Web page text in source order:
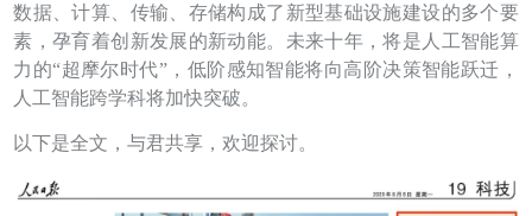
数据、计算、传输、存储构成了新型基础设施建设的多个要
素，孕育着创新发展的新动能。未来十年，将是人工智能算
力的“超摩尔时代”，低阶感知智能将向高阶决策智能跃迁，
人工智能跨学科将加快突破。
以下是全文，与君共享，欢迎探讨。